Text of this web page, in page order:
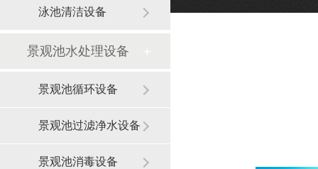
泳池清洁设备
景观池水处理设备
景观池循环设备
景观池过滤净水设备
景观池消毒设备